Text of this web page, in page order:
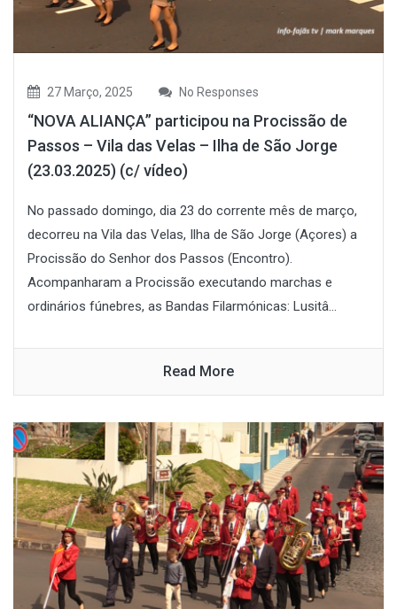
27 Março, 2025 No Responses
“NOVA ALIANÇA” participou na Procissão de
Passos – Vila das Velas – Ilha de São Jorge
(23.03.2025) (c/ vídeo)
No passado domingo, dia 23 do corrente mês de março,
decorreu na Vila das Velas, Ilha de São Jorge (Açores) a
Procissão do Senhor dos Passos (Encontro).
Acompanharam a Procissão executando marchas e
ordinários fúnebres, as Bandas Filarmónicas: Lusitâ...
Read More